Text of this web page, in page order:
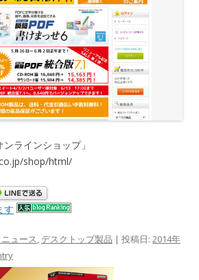
ラインショップ」
shop/html/
す
ュース, デスクトップ製品 | 投稿日: 2014年